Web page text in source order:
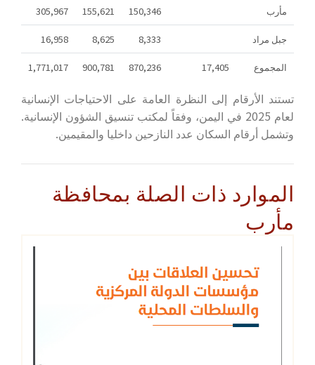
مأرب 150,346
155,621
305,967
جبل مراد 8,333
8,625
16,958
المجموع 17,405
870,236
900,781
1,771,017
تستند الأرقام إلى النظرة العامة على الاحتياجات الإنسانية
لعام 2025 في اليمن، وفقاً لمكتب تنسيق الشؤون الإنسانية.
وتشمل أرقام السكان عدد النازحين داخليا والمقيمين.
الموارد ذات الصلة بمحافظة
مأرب